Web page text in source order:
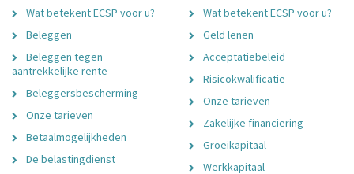
Wat betekent ECSP voor u?
Beleggen
Beleggen tegen
aantrekkelijke rente
Beleggersbescherming
Onze tarieven
Betaalmogelijkheden
De belastingdienst
Wat betekent ECSP voor u?
Geld lenen
Acceptatiebeleid
Risicokwalificatie
Onze tarieven
Zakelijke financiering
Groeikapitaal
Werkkapitaal